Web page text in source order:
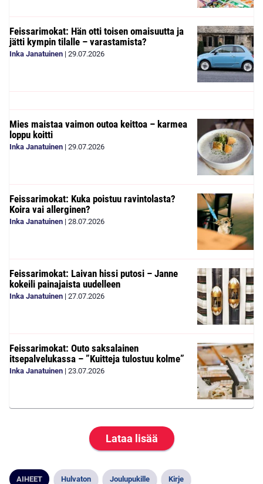
Feissarimokat: Hän otti toisen omaisuutta ja
jätti kympin tilalle – varastamista?
Inka Janatuinen | 29.07.2026
Mies maistaa vaimon outoa keittoa – karmea
loppu koitti
Inka Janatuinen | 29.07.2026
Feissarimokat: Kuka poistuu ravintolasta?
Koira vai allerginen?
Inka Janatuinen | 28.07.2026
Feissarimokat: Laivan hissi putosi – Janne
kokeili painajaista uudelleen
Inka Janatuinen | 27.07.2026
Feissarimokat: Outo saksalainen
itsepalvelukassa – ”Kuitteja tulostuu kolme”
Inka Janatuinen | 23.07.2026
Lataa lisää
AIHEET Hulvaton Joulupukille Kirje